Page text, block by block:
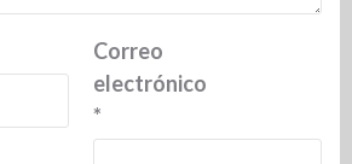
Correo
electrónico
*